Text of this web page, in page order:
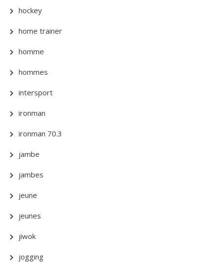
hockey
home trainer
homme
hommes
intersport
ironman
ironman 70.3
jambe
jambes
jeune
jeunes
jiwok
jogging